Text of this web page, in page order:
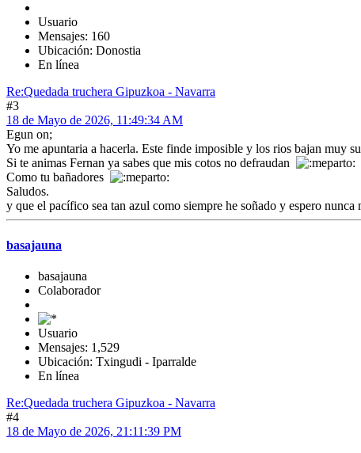
Usuario
Mensajes: 160
Ubicación: Donostia
En línea
Re:Quedada truchera Gipuzkoa - Navarra
#3
18 de Mayo de 2026, 11:49:34 AM
Egun on;
Yo me apuntaria a hacerla. Este finde imposible y los rios bajan muy
Si te animas Fernan ya sabes que mis cotos no defraudan
Como tu bañadores
Saludos.
y que el pacífico sea tan azul como siempre he soñado y espero nunca
basajauna
basajauna
Colaborador
Usuario
Mensajes: 1,529
Ubicación: Txingudi - Iparralde
En línea
Re:Quedada truchera Gipuzkoa - Navarra
#4
18 de Mayo de 2026, 21:11:39 PM